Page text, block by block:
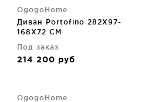
OgogoHome
Диван Portofino 282X97-
168X72 CM
Под заказ
214 200 руб
OgogoHome